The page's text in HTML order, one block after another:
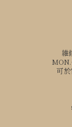
維
可